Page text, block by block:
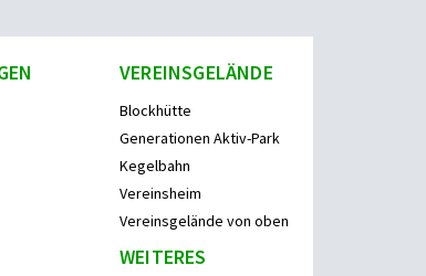
VEREINSGELÄNDE
Blockhütte
Generationen Aktiv-Park
Kegelbahn
Vereinsheim
Vereinsgelände von oben
WEITERES